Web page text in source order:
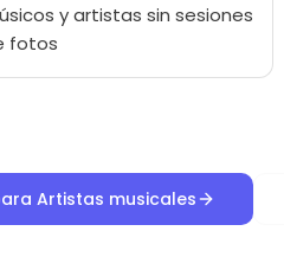
y artistas sin sesiones
fotos
Artistas musicales